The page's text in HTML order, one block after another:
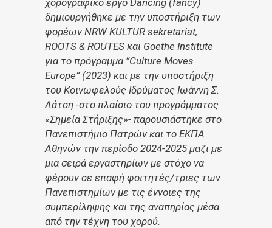
χορογραφικό έργο Dancing (fancy)
δημιουργήθηκε με την υποστήριξη των
φορέων NRW KULTUR sekretariat,
ROOTS & ROUTES και Goethe Institute
για το πρόγραμμα ”Culture Moves
Europe” (2023) και με την υποστήριξη
του Κοινωφελούς Ιδρύματος Ιωάννη Σ.
Λάτση -στο πλαίσιο του προγράμματος
«Σημεία Στήριξης»- παρουσιάστηκε στο
Πανεπιστήμιο Πατρών και το ΕΚΠΑ
Αθηνών την περίοδο 2024-2025 μαζι με
μια σειρά εργαστηρίων με στόχο να
φέρουν σε επαφή φοιτητές/τριες των
Πανεπιστημίων με τις έννοιες της
συμπερίληψης και της αναπηρίας μέσα
από την τέχνη του χορού.